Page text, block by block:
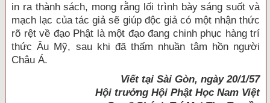
in ra thành sách, mong rằng lối trình bày sáng suốt và
mạch lạc của tác giả sẽ giúp độc giả có một nhận thức
rõ rệt về đạo Phật là một đạo đang chinh phục hàng trí
thức Âu Mỹ, sau khi đã thấm nhuần tâm hồn người
Châu Á.
Viết tại Sài Gòn, ngày 20/1/57
Hội trưởng Hội Phật Học Nam Việt